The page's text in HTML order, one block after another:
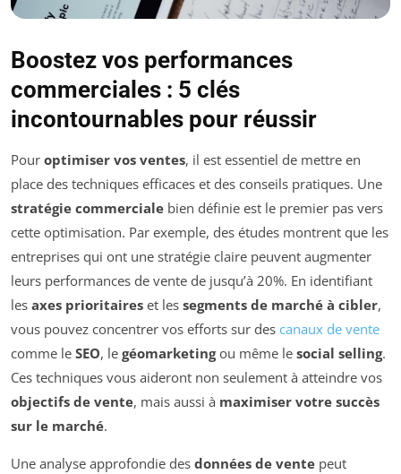
Boostez vos performances
commerciales : 5 clés
incontournables pour réussir
Pour optimiser vos ventes, il est essentiel de mettre en
place des techniques efficaces et des conseils pratiques. Une
stratégie commerciale bien définie est le premier pas vers
cette optimisation. Par exemple, des études montrent que les
entreprises qui ont une stratégie claire peuvent augmenter
leurs performances de vente de jusqu’à 20%. En identifiant
les axes prioritaires et les segments de marché à cibler,
vous pouvez concentrer vos efforts sur des canaux de vente
comme le SEO, le géomarketingou même le social selling.
Ces techniques vous aideront non seulement à atteindre vos
objectifs de vente, mais aussi à maximiser votre succès
sur le marché.
Une analyse approfondie des données de vente peut